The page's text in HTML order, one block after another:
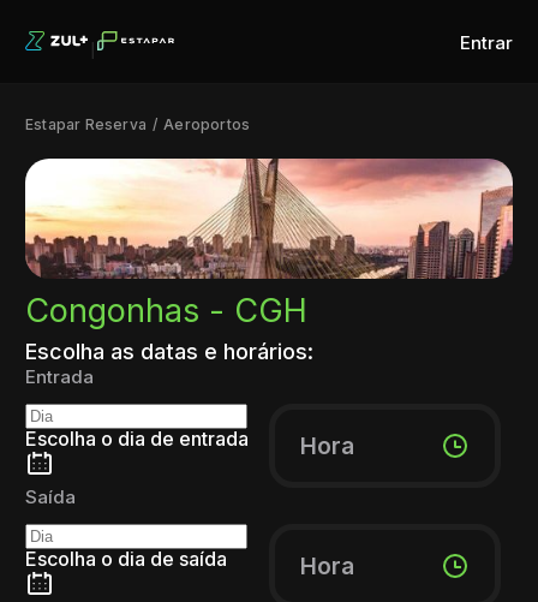
Entrar
Estapar Reserva Aeroportos
Congonhas - CGH
Escolha as datas e horários:
Entrada
Escolha o dia de entrada Hora
Saída
Escolha o dia de saída Hora